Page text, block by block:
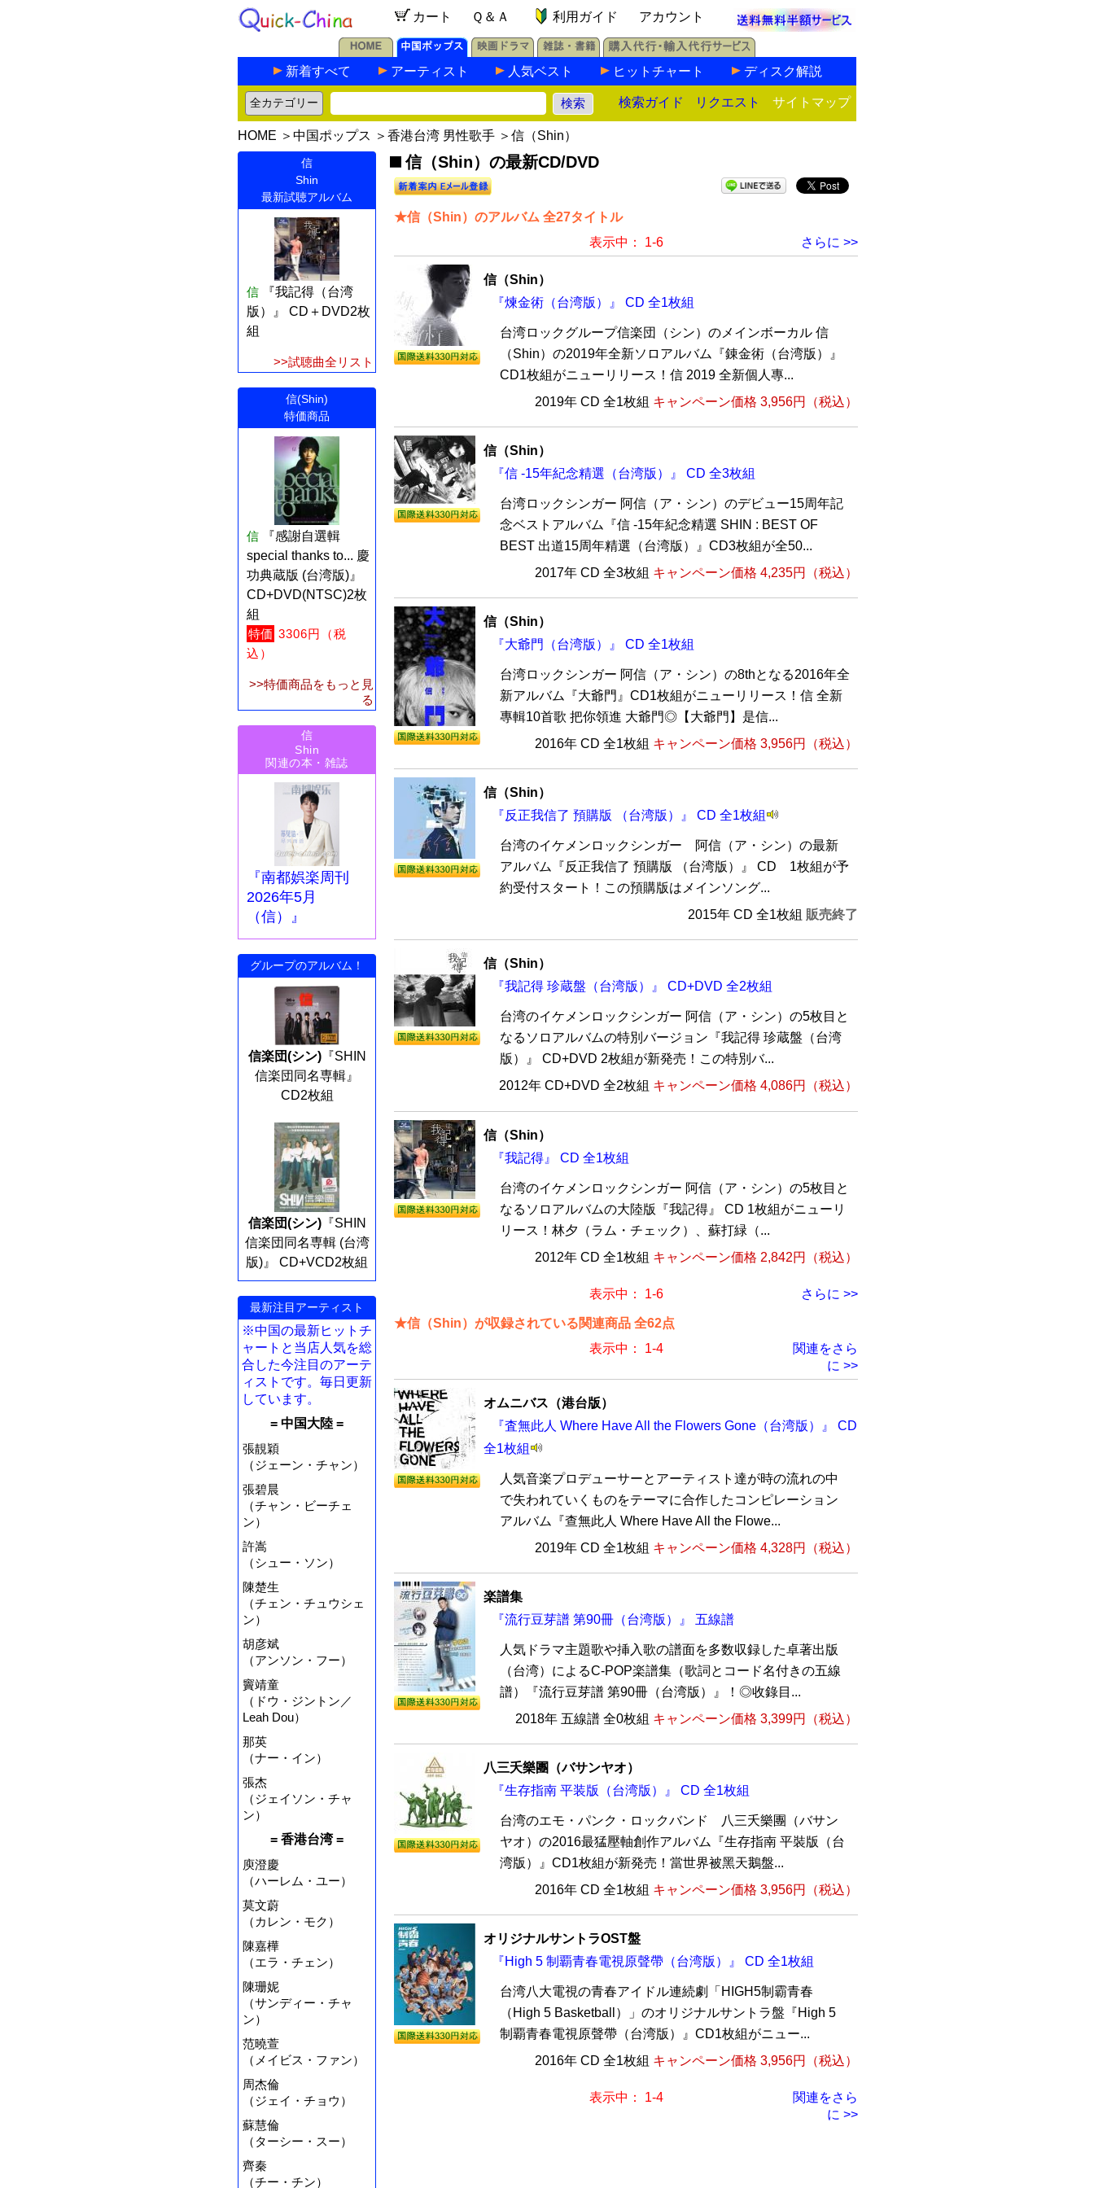
カート Ｑ＆Ａ 利用ガイド アカウント
新着すべて アーティスト 人気ベスト ヒットチャート ディスク解説
検索ガイド リクエスト サイトマップ
HOME ＞ 中国ポップス ＞ 香港台湾 男性歌手 ＞信（Shin）
信
Shin
最新試聴アルバム
信
『我記得（台湾
版）』 CD＋DVD2枚
組
>>試聴曲全リスト
信(Shin)
特価商品
信
『感謝自選輯
special thanks to... 慶
功典蔵版 (台湾版)』
CD+DVD(NTSC)2枚
組
特価 3306円（税
込）
>>特価商品をもっと見
る
信
Shin
関連の本・雑誌
『南都娯楽周刊
2026年5月
（信）』
グループのアルバム！
信楽団(シン)『SHIN
信楽団同名専輯』
CD2枚組
信楽団(シン)『SHIN
信楽団同名専輯 (台湾
版)』 CD+VCD2枚組
最新注目アーティスト
※中国の最新ヒットチ
ャートと当店人気を総
合した今注目のアーテ
ィストです。毎日更新
しています。
= 中国大陸 =
張靚穎
（ジェーン・チャン）
張碧晨
（チャン・ビーチェ
ン）
許嵩
（シュー・ソン）
陳楚生
（チェン・チュウシェ
ン）
胡彦斌
（アンソン・フー）
竇靖童
（ドウ・ジントン／
Leah Dou）
那英
（ナー・イン）
張杰
（ジェイソン・チャ
ン）
= 香港台湾 =
庾澄慶
（ハーレム・ユー）
莫文蔚
（カレン・モク）
陳嘉樺
（エラ・チェン）
陳珊妮
（サンディー・チャ
ン）
范曉萱
（メイビス・ファン）
周杰倫
（ジェイ・チョウ）
蘇慧倫
（ターシー・スー）
齊秦
（チー・チン）
信（Shin）の最新CD/DVD
★信（Shin）のアルバム 全27タイトル
さらに >>
表示中： 1-6
信（Shin）
『煉金術（台湾版）』 CD 全1枚組
台湾ロックグループ信楽団（シン）のメインボーカル 信
（Shin）の2019年全新ソロアルバム『錬金術（台湾版）』
CD1枚組がニューリリース！信 2019 全新個人專...
2019年 CD 全1枚組 キャンペーン価格 3,956円（税込）
信（Shin）
『信 -15年紀念精選（台湾版）』 CD 全3枚組
台湾ロックシンガー 阿信（ア・シン）のデビュー15周年記
念ベストアルバム『信 -15年紀念精選 SHIN : BEST OF
BEST 出道15周年精選（台湾版）』CD3枚組が全50...
2017年 CD 全3枚組 キャンペーン価格 4,235円（税込）
信（Shin）
『大爺門（台湾版）』 CD 全1枚組
台湾ロックシンガー 阿信（ア・シン）の8thとなる2016年全
新アルバム『大爺門』CD1枚組がニューリリース！信 全新
專輯10首歌 把你領進 大爺門◎【大爺門】是信...
2016年 CD 全1枚組 キャンペーン価格 3,956円（税込）
信（Shin）
『反正我信了 預購版 （台湾版）』 CD 全1枚組
台湾のイケメンロックシンガー 阿信（ア・シン）の最新
アルバム『反正我信了 預購版 （台湾版）』 CD 1枚組が予
約受付スタート！この預購版はメインソング...
2015年 CD 全1枚組 販売終了
信（Shin）
『我記得 珍蔵盤（台湾版）』 CD+DVD 全2枚組
台湾のイケメンロックシンガー 阿信（ア・シン）の5枚目と
なるソロアルバムの特別バージョン『我記得 珍蔵盤（台湾
版）』 CD+DVD 2枚組が新発売！この特別バ...
2012年 CD+DVD 全2枚組 キャンペーン価格 4,086円（税込）
信（Shin）
『我記得』 CD 全1枚組
台湾のイケメンロックシンガー 阿信（ア・シン）の5枚目と
なるソロアルバムの大陸版『我記得』 CD 1枚組がニューリ
リース！林夕（ラム・チェック）、蘇打緑（...
2012年 CD 全1枚組 キャンペーン価格 2,842円（税込）
さらに >>
表示中： 1-6
★信（Shin）が収録されている関連商品 全62点
関連をさら
に >>
表示中： 1-4
オムニバス（港台版）
『査無此人 Where Have All the Flowers Gone（台湾版）』 CD
全1枚組
人気音楽プロデューサーとアーティスト達が時の流れの中
で失われていくものをテーマに合作したコンピレーション
アルバム『查無此人 Where Have All the Flowe...
2019年 CD 全1枚組 キャンペーン価格 4,328円（税込）
楽譜集
『流行豆芽譜 第90冊（台湾版）』 五線譜
人気ドラマ主題歌や挿入歌の譜面を多数収録した卓著出版
（台湾）によるC-POP楽譜集（歌詞とコード名付きの五線
譜）『流行豆芽譜 第90冊（台湾版）』！◎收錄目...
2018年 五線譜 全0枚組 キャンペーン価格 3,399円（税込）
八三夭樂團（バサンヤオ）
『生存指南 平装版（台湾版）』 CD 全1枚組
台湾のエモ・パンク・ロックバンド 八三夭樂團（バサン
ヤオ）の2016最猛壓軸創作アルバム『生存指南 平裝版（台
湾版）』CD1枚組が新発売！當世界被黑天鵝盤...
2016年 CD 全1枚組 キャンペーン価格 3,956円（税込）
オリジナルサントラOST盤
『High 5 制覇青春電視原聲帶（台湾版）』 CD 全1枚組
台湾八大電視の青春アイドル連続劇「HIGH5制霸青春
（High 5 Basketball）」のオリジナルサントラ盤『High 5
制覇青春電視原聲帶（台湾版）』CD1枚組がニュー...
2016年 CD 全1枚組 キャンペーン価格 3,956円（税込）
関連をさら
に >>
表示中： 1-4